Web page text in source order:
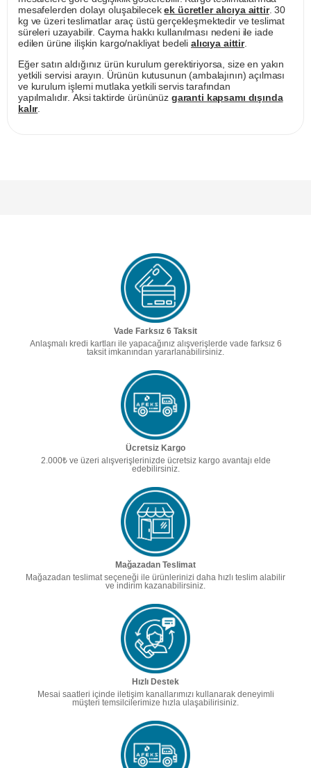
mesafelerden dolayı oluşabilecekek ücretler alıcıya aittir. 30
kg ve üzeri teslimatlar araç üstü gerçekleşmektedir ve teslimat
süreleri uzayabilir. Cayma hakkı kullanılması nedeni ile iade
edilen ürüne ilişkin kargo/nakliyat bedeli alıcıya aittir.
Eğer satın aldığınız ürün kurulum gerektiriyorsa, size en yakın
yetkili servisi arayın. Ürünün kutusunun (ambalajının) açılması
ve kurulum işlemi mutlaka yetkili servis tarafından
yapılmalıdır. Aksi taktirde ürününüz garanti kapsamı dışında
kalır.
Vade Farksız 6 Taksit
Anlaşmalı kredi kartları ile yapacağınız alışverişlerde vade farksız 6
taksit imkanından yararlanabilirsiniz.
Ücretsiz Kargo
2.000₺ ve üzeri alışverişlerinizde ücretsiz kargo avantajı elde
edebilirsiniz.
Mağazadan Teslimat
Mağazadan teslimat seçeneği ile ürünlerinizi daha hızlı teslim alabilir
ve indirim kazanabilirsiniz.
Hızlı Destek
Mesai saatleri içinde iletişim kanallarımızı kullanarak deneyimli
müşteri temsilcilerimize hızla ulaşabilirisiniz.